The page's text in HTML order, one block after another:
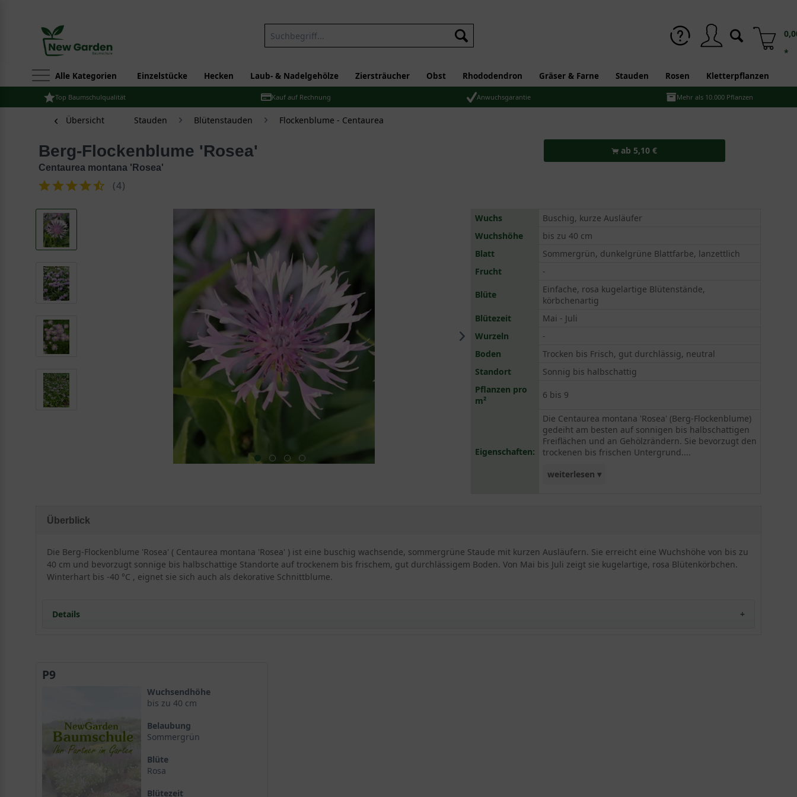
*
Alle Kategorien Einzelstücke Hecken Laub- & Nadelgehölze Ziersträucher Obst Rhododendron Gräser & Farne Stauden Rosen Kletterpflanzen
Top Baumschulqualität Kauf auf Rechnung Anwuchsgarantie Mehr als 10.000 Pflanzen
Übersicht Stauden Blütenstauden Flockenblume - Centaurea
Berg-Flockenblume 'Rosea'
Centaurea montana 'Rosea'
(4)
ab 5,10 €
Wuchs
Buschig, kurze Ausläufer
Wuchshöhe
bis zu 40 cm
Blatt
Sommergrün, dunkelgrüne Blattfarbe, lanzettlich
Frucht
-
Blüte
Einfache, rosa kugelartige Blütenstände,
körbchenartig
Blütezeit
Mai - Juli
Wurzeln
-
Boden
Trocken bis Frisch, gut durchlässig, neutral
Standort
Sonnig bis halbschattig
Pflanzen pro
m²
6 bis 9
Eigenschaften:
Die Centaurea montana 'Rosea' (Berg-Flockenblume)
gedeiht am besten auf sonnigen bis halbschattigen
Freiflächen und an Gehölzrändern. Sie bevorzugt den
trockenen bis frischen Untergrund....
weiterlesen ▾
3-5 (oder bis 10) Stück und mit sechs bis neun
Pflanzen auf den Quadratmeter im Abstand von
30 - 40 cm gepflanzt. Aber auch in der
Blattschopf vor. Ihre äußerst dekorative Wirkung
Überblick
Die Berg-Flockenblume 'Rosea' ( Centaurea montana 'Rosea' ) ist eine buschig wachsende, sommergrüne Staude mit kurzen Ausläufern. Sie erreicht eine Wuchshöhe von bis zu
40 cm und bevorzugt sonnige bis halbschattige Standorte auf trockenem bis frischem, gut durchlässigem Boden. Von Mai bis Juli zeigt sie kugelartige, rosa Blütenkörbchen.
Winterhart bis -40 °C , eignet sie sich auch als dekorative Schnittblume.
Details
Wuchs und Erscheinungsbild
Lichtanspruch der Centaurea montana 'Rosea'
Blüte und Blattwerk der Berg-Flockenblume
Blütenfarbe und -form von Centaurea montana 'Rosea'
Laub und Winteraspekt
Bienenweide und ökologischer Wert
P9
Wuchsendhöhe
bis zu 40 cm
Belaubung
Sommergrün
Blüte
Rosa
Blütezeit